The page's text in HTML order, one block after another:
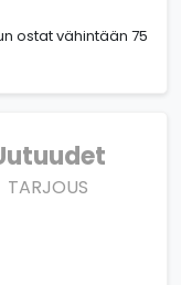
ostat vähintään 75
TARJOUS